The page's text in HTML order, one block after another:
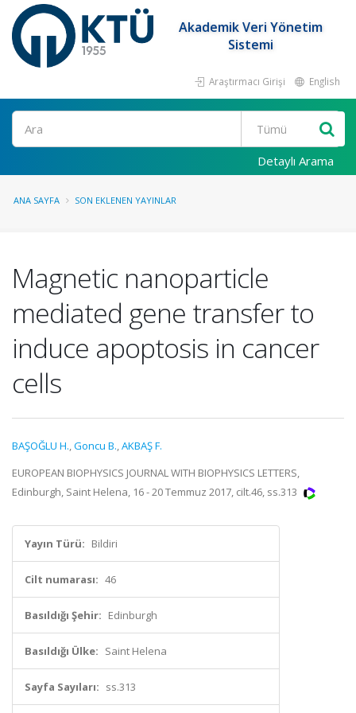
Akademik Veri Yönetim
Sistemi
Araştırmacı Girişi English
Ara
Detaylı Arama
ANA SAYFA SON EKLENEN YAYINLAR
Magnetic nanoparticle
mediated gene transfer to
induce apoptosis in cancer
cells
BAŞOĞLU H.,Goncu B.,AKBAŞ F.
EUROPEAN BIOPHYSICS JOURNAL WITH BIOPHYSICS LETTERS,
Edinburgh, Saint Helena, 16 - 20 Temmuz 2017, cilt.46, ss.313
Yayın Türü: Bildiri
Cilt numarası: 46
Basıldığı Şehir: Edinburgh
Basıldığı Ülke: Saint Helena
Sayfa Sayıları: ss.313